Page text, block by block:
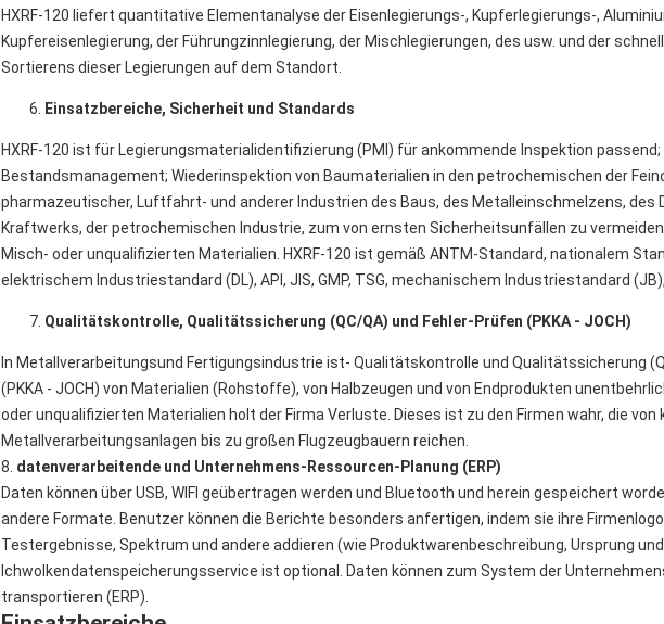
HXRF-120 liefert quantitative Elementanalyse der Eisenlegierungs-, Kupferlegierungs-,
Kupfereisenlegierung, der Führungzinnlegierung, der Mischlegierungen, des usw. und der
Sortierens dieser Legierungen auf dem Standort.
Einsatzbereiche, Sicherheit und Standards
HXRF-120 ist für Legierungsmaterialidentifizierung (PMI) für ankommende Inspektion
Bestandsmanagement; Wiederinspektion von Baumaterialien in den petrochemischen der
pharmazeutischer, Luftfahrt- und anderer Industrien des Baus, des Metalleinschmelzens, des
Kraftwerks, der petrochemischen Industrie, zum von ernsten Sicherheitsunfällen zu
Misch- oder unqualifizierten Materialien. HXRF-120 ist gemäß ANTM-Standard, nationalem
elektrischem Industriestandard (DL), API, JIS, GMP, TSG, mechanischem Industriestandard
Qualitätskontrolle, Qualitätssicherung (QC/QA) und Fehler-Prüfen (PKKA - JOCH)
In Metallverarbeitungsund Fertigungsindustrie ist- Qualitätskontrolle und Qualitätssicherung
(PKKA - JOCH) von Materialien (Rohstoffe), von Halbzeugen und von Endprodukten
oder unqualifizierten Materialien holt der Firma Verluste. Dieses ist zu den Firmen wahr, die von
Metallverarbeitungsanlagen bis zu großen Flugzeugbauern reichen.
8. datenverarbeitende und Unternehmens-Ressourcen-Planung (ERP)
Daten können über USB, WIFI geübertragen werden und Bluetooth und herein gespeichert
andere Formate. Benutzer können die Berichte besonders anfertigen, indem sie ihre
Testergebnisse, Spektrum und andere addieren (wie Produktwarenbeschreibung, Ursprung
Ichwolkendatenspeicherungsservice ist optional. Daten können zum System der
transportieren (ERP).